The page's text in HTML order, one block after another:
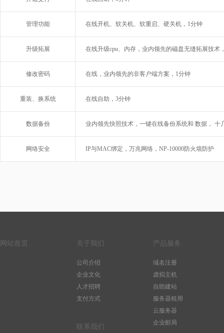
管理功能 在线开机、软关机、软重启、硬关机，1分钟
升级拓展 在线升级cpu、内存，业内领先的磁盘无缝拓展技术
修改密码 在线，业内领先的非客户端方案，1分钟
重装、换系统 在线自助，3分钟
数据备份 业内领先快照技术，一键在线备份系统和 数据， 十
网络安全 IP与MAC绑定，万兆网络，NP-10000防火墙防护
网站首页 关于我们
公司介绍
企业文化
人才招聘
支付方式
联系我们
产品服务
域名注册
虚拟主机
自助建站
服务器租用
云服务器
企业邮局